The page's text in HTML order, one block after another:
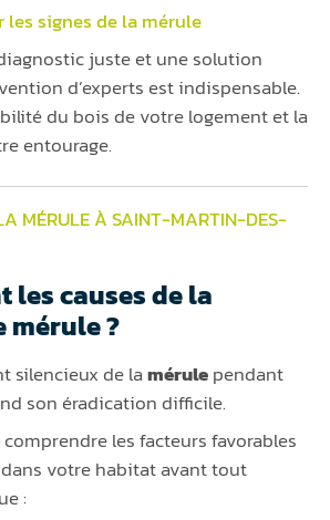
les signes de lamérule
juste et une solution
d’experts est indispensable.
du bois de votre logement et la
entourage.
MÉRULE À SAINT-MARTIN-DES-
les causes de la
mérule ?
silencieux de lamérulependant
son éradication difficile.
les facteurs favorables
votre habitat avant tout
: